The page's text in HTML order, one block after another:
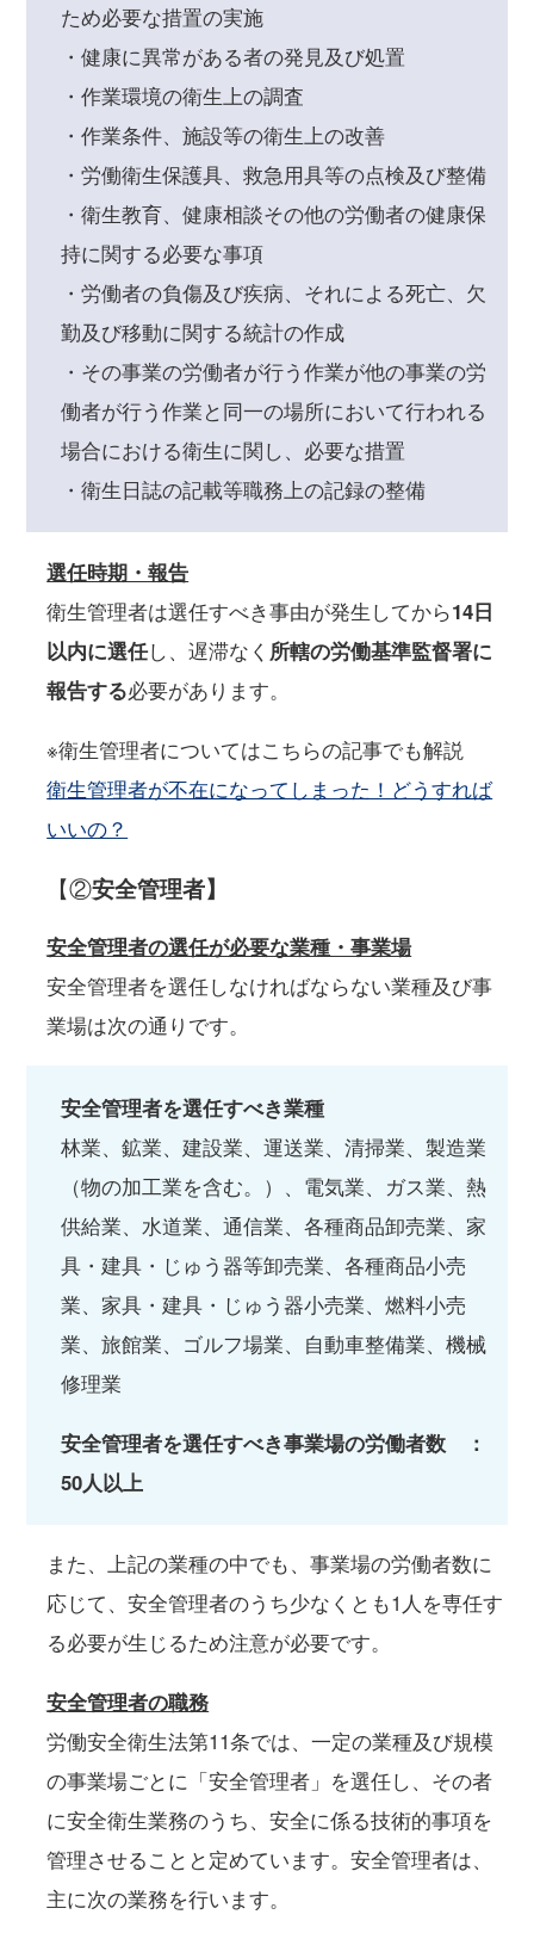
ため必要な措置の実施
・健康に異常がある者の発見及び処置
・作業環境の衛生上の調査
・作業条件、施設等の衛生上の改善
・労働衛生保護具、救急用具等の点検及び整備
・衛生教育、健康相談その他の労働者の健康保
持に関する必要な事項
・労働者の負傷及び疾病、それによる死亡、欠
勤及び移動に関する統計の作成
・その事業の労働者が行う作業が他の事業の労
働者が行う作業と同一の場所において行われる
場合における衛生に関し、必要な措置
・衛生日誌の記載等職務上の記録の整備
選任時期・報告
衛生管理者は選任すべき事由が発生してから14日
以内に選任し、遅滞なく 所轄の労働基準監督署に
報告する必要があります。
※衛生管理者についてはこちらの記事でも解説
衛生管理者が不在になってしまった！どうすれば
いいの？
【②安全管理者】
安全管理者の選任が必要な業種・事業場
安全管理者を選任しなければならない業種及び事
業場は次の通りです。
安全管理者を選任すべき業種
林業、鉱業、建設業、運送業、清掃業、製造業
（物の加工業を含む。）、電気業、ガス業、熱
供給業、水道業、通信業、各種商品卸売業、家
具・建具・じゅう器等卸売業、各種商品小売
業、家具・建具・じゅう器小売業、燃料小売
業、旅館業、ゴルフ場業、自動車整備業、機械
修理業
安全管理者を選任すべき事業場の労働者数 ：
50人以上
また、上記の業種の中でも、事業場の労働者数に
応じて、安全管理者のうち少なくとも1人を専任す
る必要が生じるため注意が必要です。
安全管理者の職務
労働安全衛生法第11条では、一定の業種及び規模
の事業場ごとに「安全管理者」を選任し、その者
に安全衛生業務のうち、安全に係る技術的事項を
管理させることと定めています。安全管理者は、
主に次の業務を行います。